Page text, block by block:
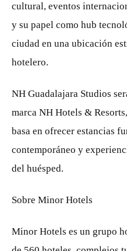
cultural, eventos
y su papel como hub
ciudad en una ubicación
hotelero.
NH Guadalajara Studios
marca NH Hotels &
basa en ofrecer estancias
contemporáneo y
del huésped.
Sobre Minor Hotels
Minor Hotels es un grupo